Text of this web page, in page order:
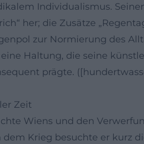
Individualismus.
her; die Zusätze
zur Normierung des
Haltung, die seine
prägte.
Zeit
Wiens und den
Krieg besuchte er kurz